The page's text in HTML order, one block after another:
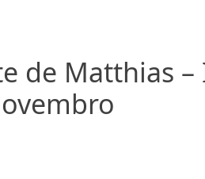
de Matthias –